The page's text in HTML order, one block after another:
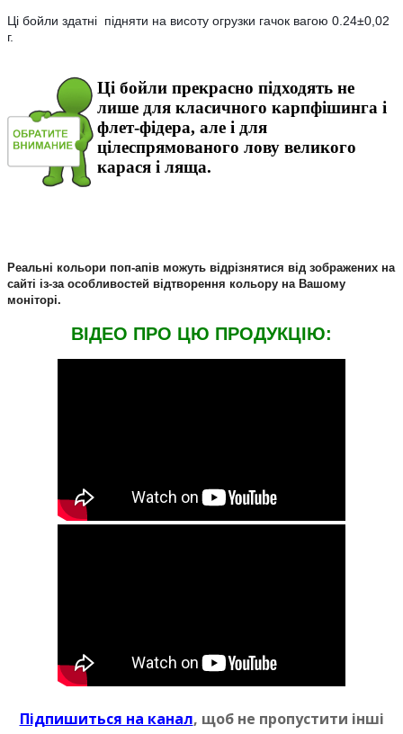
Ці бойли здатні підняти на висоту огрузки гачок вагою 0.24±0,02
г.
Ці бойли прекрасно підходять не
лише для класичного карпфiшинга і
флет-фiдера, але і для
цілеспрямованого лову великого
карася і ляща.
Реальні кольори поп-апiв можуть відрізнятися від зображених на
сайті із-за особливостей відтворення кольору на Вашому
моніторі.
ВIДЕО ПРО ЦЮ ПРОДУКЦIЮ:
Пiдпишиться на канал, щоб не пропустити iншi